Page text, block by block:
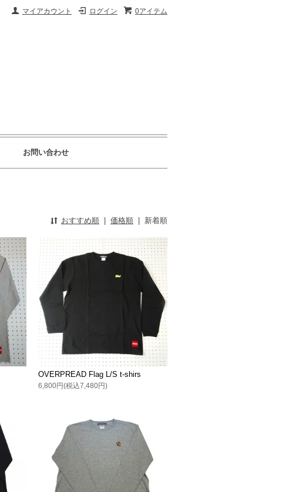
0アイテム
ログイン
マイアカウント
お問い合わせ
おすすめ順 | 価格順 | 新着順
OVERPREAD Flag L/S t-shirs
6,800円(税込7,480円)